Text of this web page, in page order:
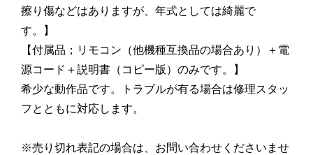
擦り傷などはありますが、年式としては綺麗で
す。】
【付属品；リモコン（他機種互換品の場合あり）＋電
源コード＋説明書（コピー版）のみです。】
希少な動作品です。トラブルが有る場合は修理スタッ
フとともに対応します。
※売り切れ表記の場合は、お問い合わせくださいませ